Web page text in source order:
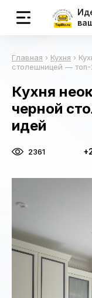
Главная › Кухня ›
столешницей —
Кухня
черной
идей
2361